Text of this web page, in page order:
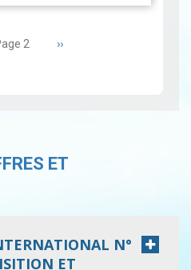
un déficit pluviométrique
2 Page
››
ET
N°
ET